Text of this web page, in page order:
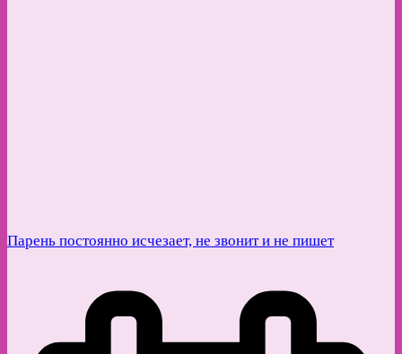
Парень постоянно исчезает, не звонит и не пишет